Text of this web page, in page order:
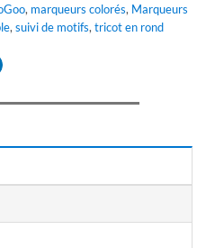
, marqueurs colorés, Marqueurs
, suivi de motifs, tricot en rond